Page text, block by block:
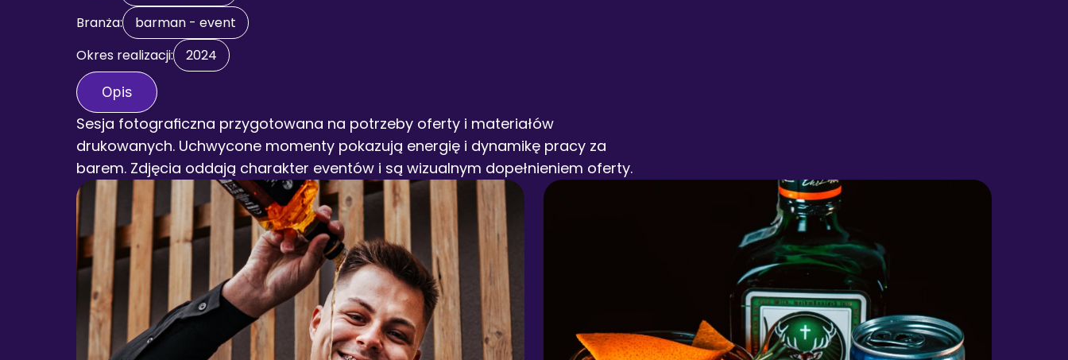
Branża:
barman - event
Okres realizacji:
2024
Opis
Sesja fotograficzna przygotowana na potrzeby oferty i materiałów
drukowanych. Uchwycone momenty pokazują energię i dynamikę pracy za
barem. Zdjęcia oddają charakter eventów i są wizualnym dopełnieniem oferty.